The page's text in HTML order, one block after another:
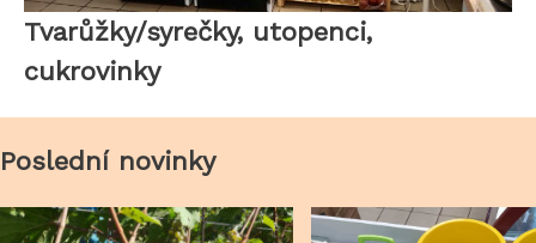
Tvarůžky/syrečky, utopenci,
cukrovinky
Poslední novinky